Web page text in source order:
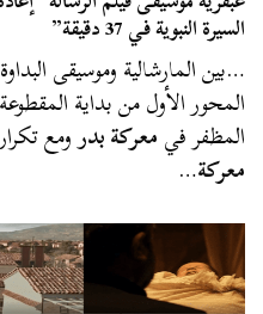
السيرة النبوية في 37 دقيقة”
…بين المارشالية وموسيقى
المظفر فيمعركة بدرومع
معركة…